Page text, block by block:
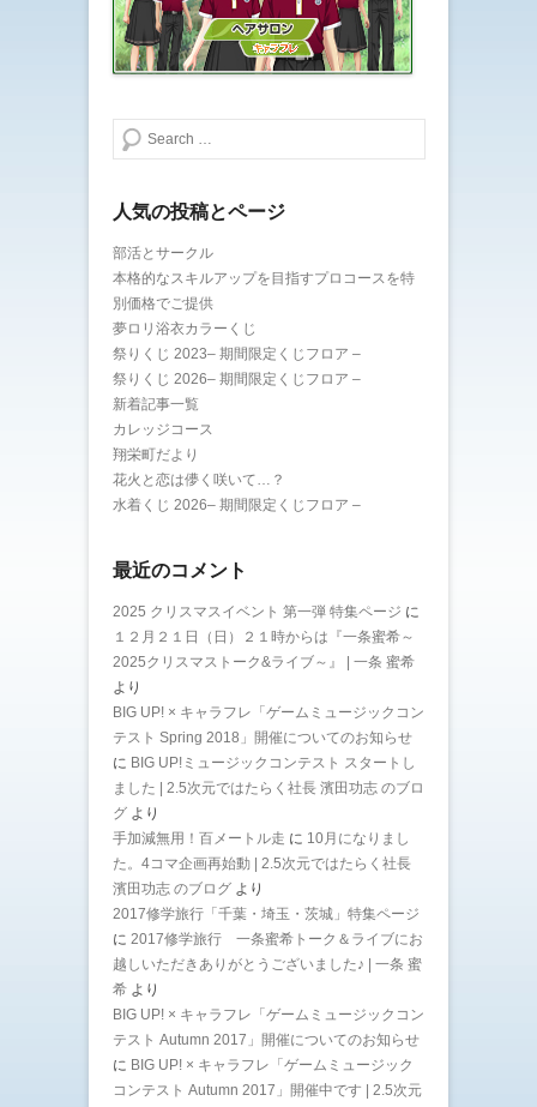
検索する
人気の投稿とページ
部活とサークル
本格的なスキルアップを目指すプロコースを特
別価格でご提供
夢ロリ浴衣カラーくじ
祭りくじ 2023– 期間限定くじフロア –
祭りくじ 2026– 期間限定くじフロア –
新着記事一覧
カレッジコース
翔栄町だより
花火と恋は儚く咲いて…？
水着くじ 2026– 期間限定くじフロア –
最近のコメント
2025 クリスマスイベント 第一弾 特集ページ に
１２月２１日（日）２１時からは『一条蜜希～
2025クリスマストーク&ライブ～』 | 一条 蜜希
より
BIG UP! × キャラフレ「ゲームミュージックコン
テスト Spring 2018」開催についてのお知らせ
に BIG UP!ミュージックコンテスト スタートし
ました | 2.5次元ではたらく社長 濱田功志 のブロ
グ より
手加減無用！百メートル走 に 10月になりまし
た。4コマ企画再始動 | 2.5次元ではたらく社長
濱田功志 のブログ より
2017修学旅行「千葉・埼玉・茨城」特集ページ
に 2017修学旅行 一条蜜希トーク＆ライブにお
越しいただきありがとうございました♪ | 一条 蜜
希 より
BIG UP! × キャラフレ「ゲームミュージックコン
テスト Autumn 2017」開催についてのお知らせ
に BIG UP! × キャラフレ「ゲームミュージック
コンテスト Autumn 2017」開催中です | 2.5次元